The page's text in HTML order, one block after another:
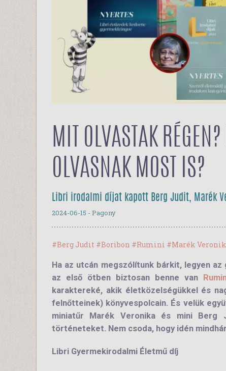
MIT OLVASTAK
OLVASNAK MOST IS?
Libri irodalmi díjat kapott Berg Judit, Marék
2024-06-15 - Pagony
#Berg Judit #Boribon #Rumini #Marék
Ha az utcán megszólítunk bárkit, legyen
az első ötben biztosan benne van
karaktereké, akik életközelségükkel és
felnőtteinek) könyvespolcain. És velük
miniatűr Marék Veronika és mini Berg
történeteket. Nem csoda, hogy idén
Libri Gyermekirodalmi Életmű díj